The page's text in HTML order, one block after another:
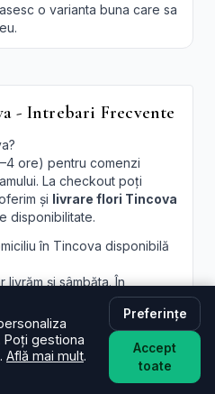
o varianta buna care sa
- Intrebari Frecvente
ore) pentru comenzi
La checkout poți
și livrare flori Tincova
disponibilitate.
în Tincova disponibilă
livrăm și sâmbăta. În
sloturi limitate, afișate
o oră anume în Tincova?
ore fixe încercăm să
de traseul curierilor.
Poți gestiona
Află mai mult.
Preferințe
Accept
toate